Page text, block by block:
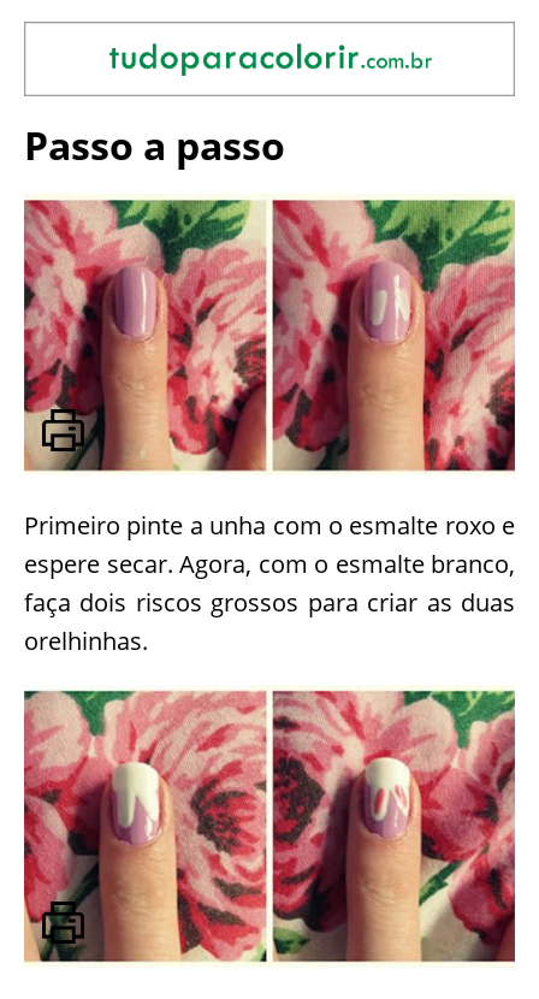
Passo a passo
Primeiro pinte a unha com o esmalte roxo e
espere secar. Agora, com o esmalte branco,
faça dois riscos grossos para criar as duas
orelhinhas.